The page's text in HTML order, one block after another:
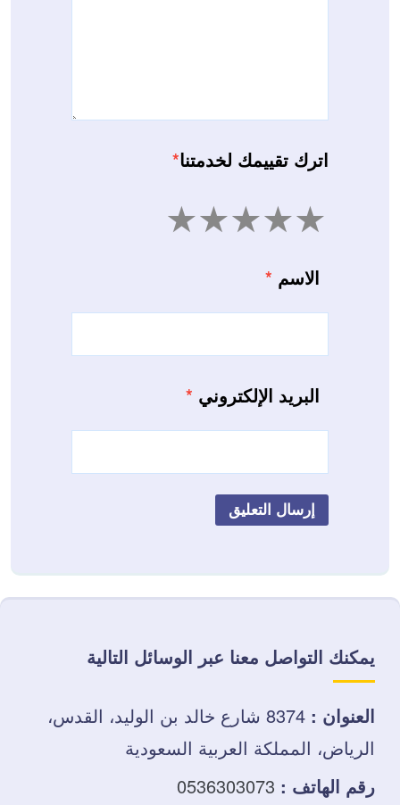
اترك تقييمك لخدمتنا*
4 3 2 1
الاسم *
البريد الإلكتروني *
يمكنك التواصل معنا عبر الوسائل التالية
العنوان :
8374 شارع خالد بن الوليد، القدس،
الرياض، المملكة العربية السعودية
رقم الهاتف : 0536303073